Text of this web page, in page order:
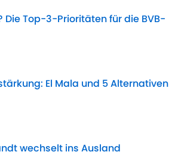
Top-3-Prioritäten für die BVB-
El Mala und 5 Alternativen
wechselt ins Ausland